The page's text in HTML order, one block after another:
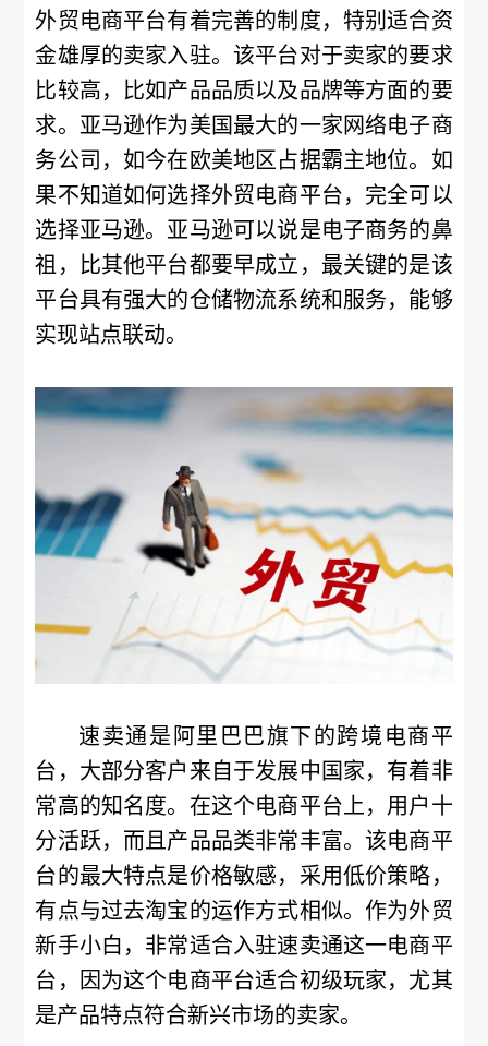
外贸电商平台有着完善的制度，特别适合资
金雄厚的卖家入驻。该平台对于卖家的要求
比较高，比如产品品质以及品牌等方面的要
求。亚马逊作为美国最大的一家网络电子商
务公司，如今在欧美地区占据霸主地位。如
果不知道如何选择外贸电商平台，完全可以
选择亚马逊。亚马逊可以说是电子商务的鼻
祖，比其他平台都要早成立，最关键的是该
平台具有强大的仓储物流系统和服务，能够
实现站点联动。
速卖通是阿里巴巴旗下的跨境电商平
台，大部分客户来自于发展中国家，有着非
常高的知名度。在这个电商平台上，用户十
分活跃，而且产品品类非常丰富。该电商平
台的最大特点是价格敏感，采用低价策略，
有点与过去淘宝的运作方式相似。作为外贸
新手小白，非常适合入驻速卖通这一电商平
台，因为这个电商平台适合初级玩家，尤其
是产品特点符合新兴市场的卖家。